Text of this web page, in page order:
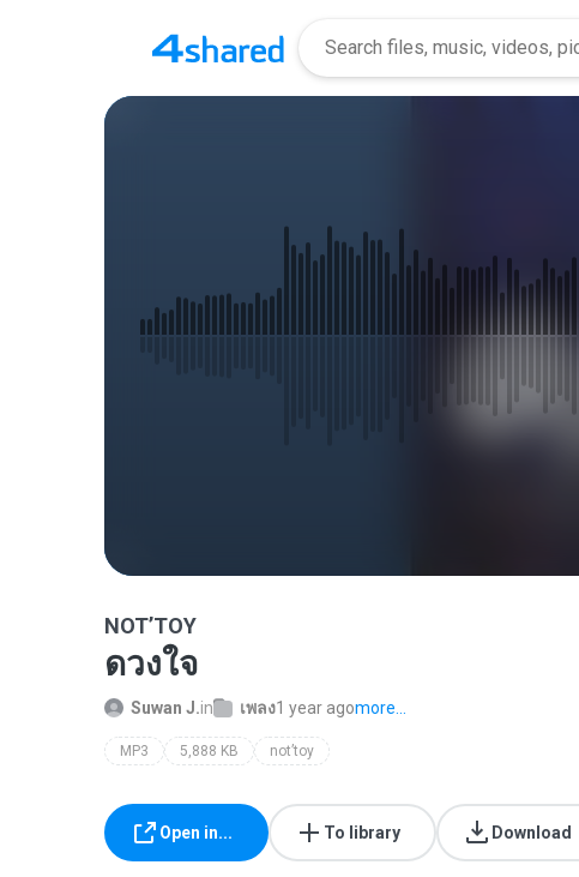
NOT’TOY
ดวงใจ
Suwan J.in เพลง1 year agomore...
MP3 5,888 KB not’toy
Open in... To library Download